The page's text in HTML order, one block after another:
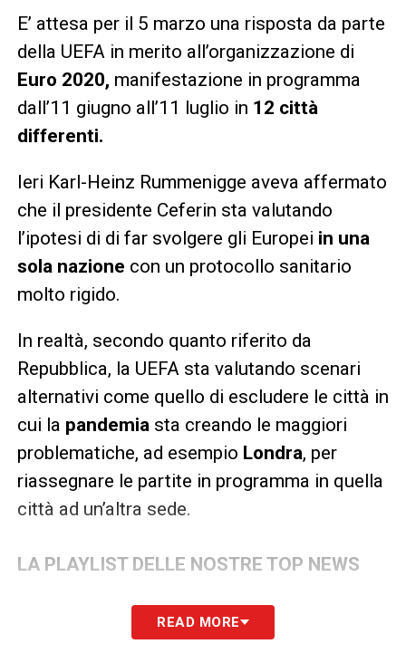
E’ attesa per il 5 marzo una risposta da parte
della UEFA in merito all’organizzazione di
Euro 2020, manifestazione in programma
dall’11 giugno all’11 luglio in 12 città
differenti.
Ieri Karl-Heinz Rummenigge aveva affermato
che il presidente Ceferin sta valutando
l’ipotesi di di far svolgere gli Europei in una
sola nazione con un protocollo sanitario
molto rigido.
In realtà, secondo quanto riferito da
Repubblica, la UEFA sta valutando scenari
alternativi come quello di escludere le città in
cui la pandemiasta creando le maggiori
problematiche, ad esempio Londra, per
riassegnare le partite in programma in quella
città ad un’altra sede.
LA PLAYLIST DELLE NOSTRE TOP NEWS
READ MORE